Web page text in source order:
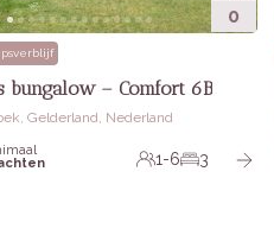
0
bungalow – Comfort 6B
Gelderland, Nederland
1-6 3